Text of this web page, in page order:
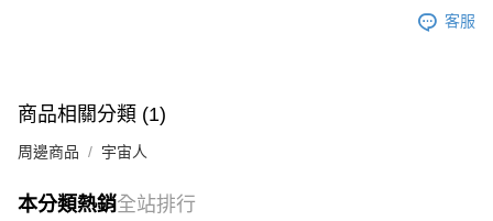
客服
商品相關分類 (1)
周邊商品 宇宙人
本分類熱銷全站排行